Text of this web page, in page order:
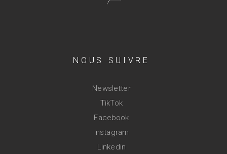
NOUS SUIVRE
Newsletter
TikTok
Facebook
Instagram
Linkedin